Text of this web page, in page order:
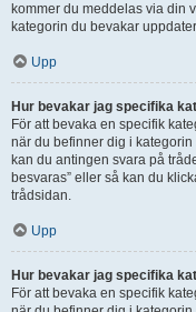
kommer du meddelas via din
kategorin du bevakar
Upp
Hur bevakar jag specifika
För att bevaka en specifik
när du befinner dig i
kan du antingen svara på
besvaras” eller så kan du
trådsidan.
Upp
Hur bevakar jag specifika
För att bevaka en specifik